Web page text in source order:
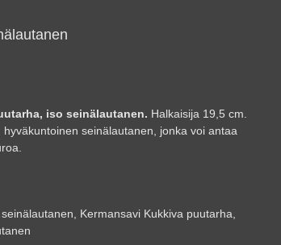
iso seinälautanen. Halkaisija 19,5 cm.
seinälautanen, jonka voi antaa
seinälautanen Kermansavi Kukkiva puutarha